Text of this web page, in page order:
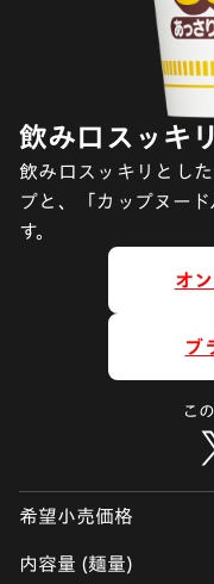
飲み口スッキ
飲み口スッキリとし
プと、「カップヌー
す。
オ
ブ
こ
希望小売価格
内容量 (麺量)